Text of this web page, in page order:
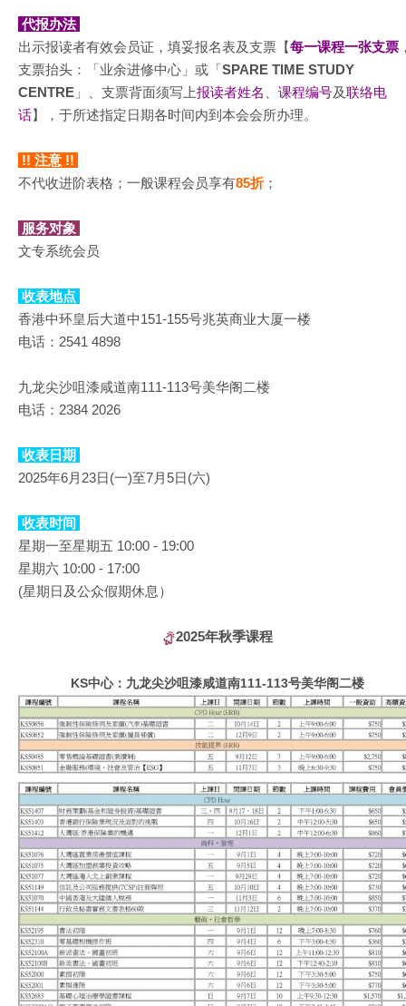
代报办法
出示报读者有效会员证，填妥报名表及支票【每一课程一张支票
支票抬头：「业余进修中心」或「SPARE TIME STUDY
CENTRE 」、支票背面须写上报读者姓名 课程编号及联络电
话】，于所述指定日期各时间内到本会会所办理。
!! 注意 !!
不代收进阶表格；一般课程会员享有85折；
服务对象
文专系统会员
收表地点
香港中环皇后大道中151-155号兆英商业大厦一楼
电话：2541 4898
九龙尖沙咀漆咸道南111-113号美华阁二楼
电话：2384 2026
收表日期
2025年6月23日(一)至7月5日(六)
收表时间
星期一至星期五 10:00 - 19:00
星期六 10:00 - 17:00
(星期日及公众假期休息）
2025年秋季课程
KS中心：九龙尖沙咀漆咸道南111-113号美华阁二楼